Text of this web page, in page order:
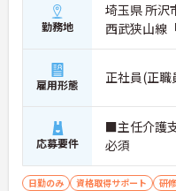
勤務地
埼玉県 所沢
西武狭山線
雇用形態 正社員(正職
応募要件
■主任介護
必須
日勤のみ 資格取得サポート 研